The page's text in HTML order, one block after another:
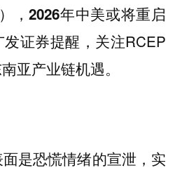
，2026年中美或将重启
发证券提醒，关注RCEP
亚产业链机遇。
是恐慌情绪的宣泄，实